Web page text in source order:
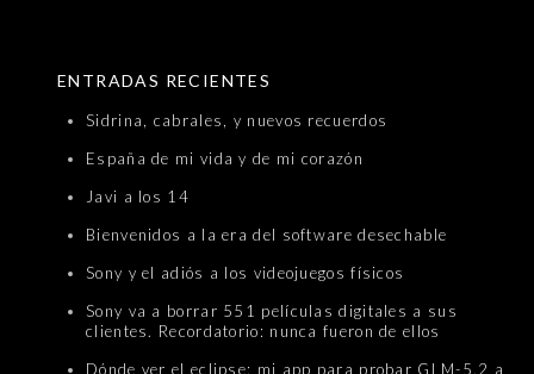
ENTRADAS RECIENTES
Sidrina, cabrales, y nuevos recuerdos
España de mi vida y de mi corazón
Javi a los 14
Bienvenidos a la era del software desechable
Sony y el adiós a los videojuegos físicos
Sony va a borrar 551 películas digitales a sus
clientes. Recordatorio: nunca fueron de ellos
Dónde ver el eclipse: mi app para probar GLM-5.2 a